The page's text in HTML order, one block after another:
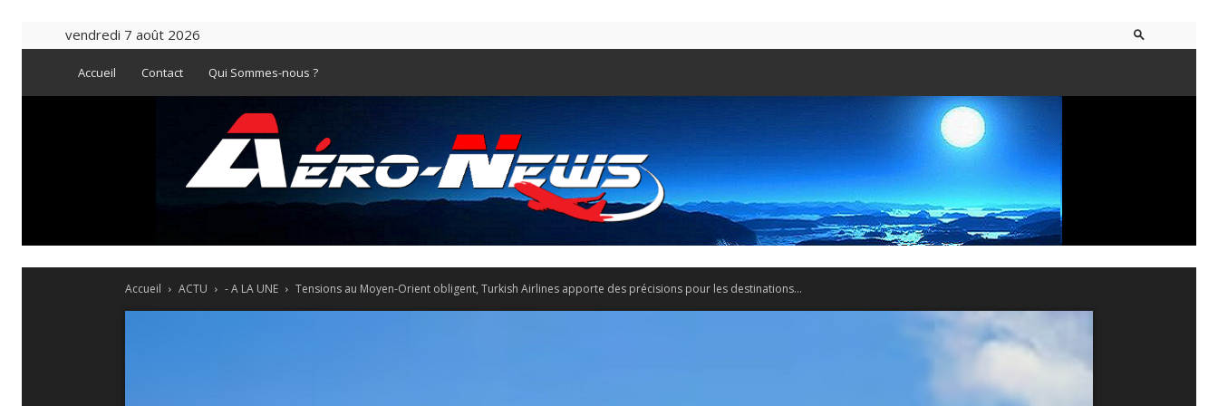
vendredi 7 août 2026
Accueil Contact Qui Sommes-nous ?
Accueil ACTU - A LA UNE Tensions au Moyen-Orient obligent, Turkish Airlines apporte des précisions pour les destinations...